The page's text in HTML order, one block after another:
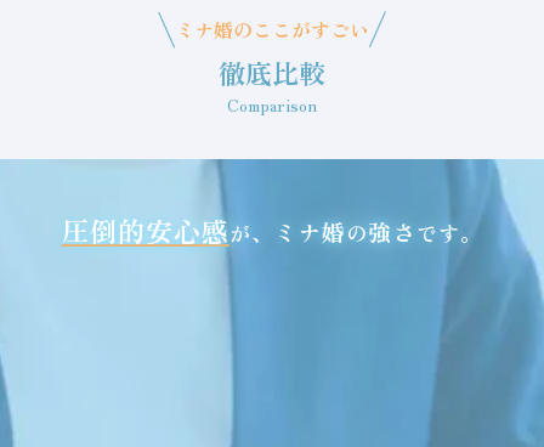
ミナ婚のここがすごい
徹底比較
Comparison
圧倒的安心感が、 ミナ婚の強さ です。